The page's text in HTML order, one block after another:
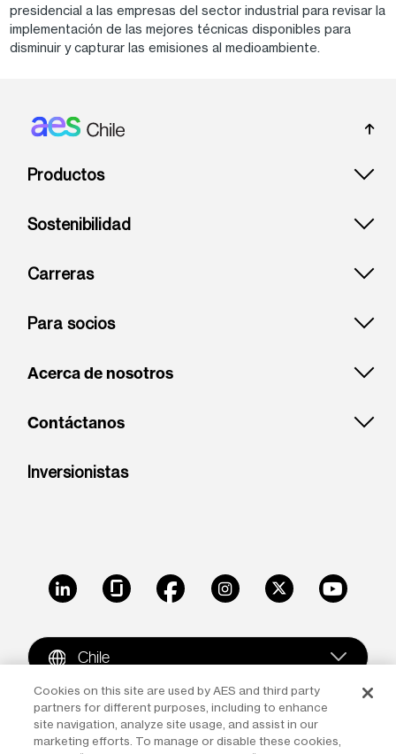
presidencial a las empresas del sector industrial para revisar la
implementación de las mejores técnicas disponibles para
disminuir y capturar las emisiones al medioambiente.
Footer: Chile
Productos
Sostenibilidad
Carreras
Para socios
Acerca de nosotros
Contáctanos
Inversionistas
LinkedIn GlassdoorFacebookInstagramX Youtube
Chile
Copyright © 2009-2026 The AES Corporation. All rights
reserved.Terms of Use|Privacy
Cookies on this site are used by AES and third party
partners for different purposes, including to enhance
site navigation, analyze site usage, and assist in our
marketing efforts. To manage or disable these cookies,